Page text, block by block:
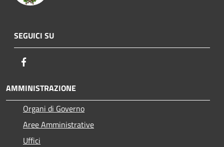
SEGUICI SU
AMMINISTRAZIONE
Organi di Governo
Aree Amministrative
Uffici